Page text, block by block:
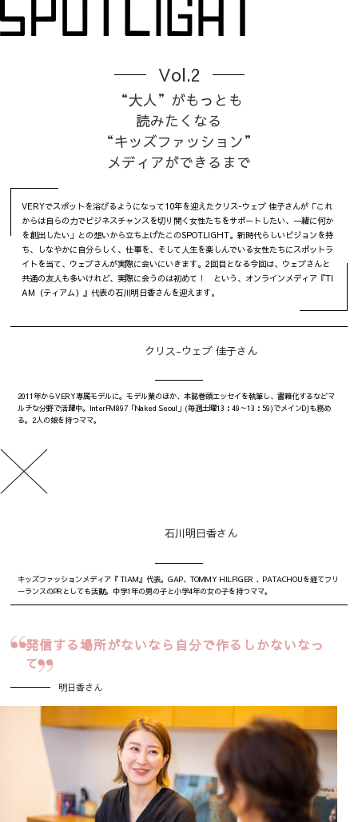
Vol.2
“大人”がもっとも
読みたくなる
“キッズファッション”
メディアができるまで
VERYでスポットを浴びるようになって10年を迎えたクリス-ウェブ 佳子さんが「これ
からは自らの力でビジネスチャンスを切り開く女性たちをサポートしたい、一緒に何か
を創出したい」との想いから立ち上げたこのSPOTLIGHT。新時代らしいビジョンを持
ち、しなやかに自分らしく、仕事を、そして人生を楽しんでいる女性たちにスポットラ
イトを当て、ウェブさんが実際に会いにいきます。2回目となる今回は、ウェブさんと
共通の友人も多いけれど、実際に会うのは初めて！ という、オンラインメディア『TI
AM（ティアム）』代表の石川明日香さんを迎えます。
クリス-ウェブ 佳子さん
2011年からVERY専属モデルに。モデル業のほか、本誌巻頭エッセイを執筆し、書籍化するなどマ
ルチな分野で活躍中。InterFM897「Naked Seoul」(毎週土曜13：49～13：59)でメインDJも務め
る。2人の娘を持つママ。
石川明日香さん
キッズファッションメディア『 TIAM』代表。GAP、TOMMY HILFIGER 、PATACHOUを経てフリ
ーランスのPRとしても活動。中学1年の男の子と小学4年の女の子を持つママ。
発信する場所がないなら 自分で作るしかないなっ
て
明日香さん